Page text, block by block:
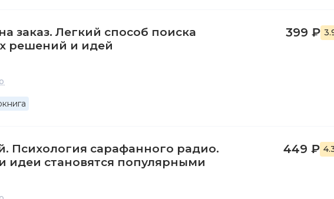
заказ. Легкий способ поиска
решений и идей
399 ₽
Психология сарафанного радио.
идеи становятся популярными
449 ₽